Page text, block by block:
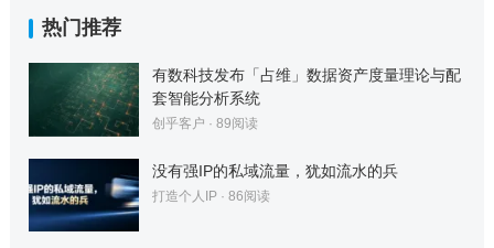
热门推荐
有数科技发布「占维」数据资产度量理论与配
套智能分析系统
创乎客户 · 89阅读
没有强IP的私域流量，犹如流水的兵
打造个人IP· 86阅读